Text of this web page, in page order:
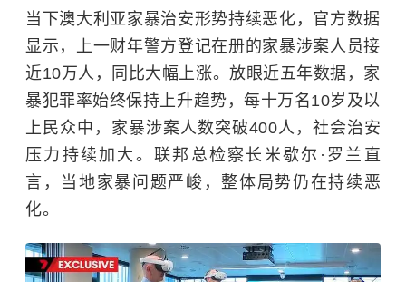
当下澳大利亚家暴治安形势持续恶化，官方数据
显示，上一财年警方登记在册的家暴涉案人员接
近10万人，同比大幅上涨。放眼近五年数据，家
暴犯罪率始终保持上升趋势，每十万名10岁及以
上民众中，家暴涉案人数突破400人，社会治安
压力持续加大。联邦总检察长米歇尔·罗兰直
言，当地家暴问题严峻，整体局势仍在持续恶
化。